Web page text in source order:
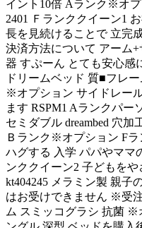
イント10倍 Aランク※オ
2401 Ｆランククイーン1
長を見続けることで 立完
決済方法について アーム
器 すぷーん とても安心感
ドリームベッド 質■フレ
※オプション サイドレー
ます RSPM1 Aランクパー
セミダブル dreambed 穴
Ｂランク※オプション F
ハグする 入学 パパやママ
ンククイーン2 子どもを
kt404245 メラミン製 親子
はお受けできません ※受
ム スミッコグラシ 抗菌 ※